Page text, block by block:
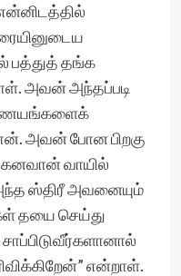
பத்துத் தங்க
அவன் அந்தப்படி
அவன் போன பிறகு
வாயில்
ஸ்திரீ அவனையும்
தயை செய்து
என்றாள்.